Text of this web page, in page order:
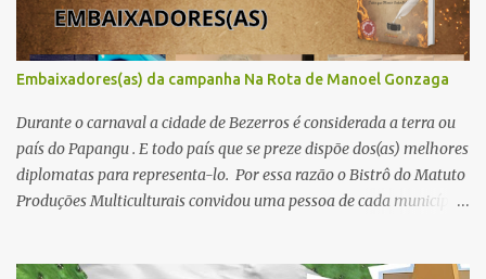
Cristina Silva e Diogo Pessôa - Acesse aqui para se inscrever 3º
painel- 02/05/25 - 14h30: Tema: A poesia que Encanta e Conta
Histórias - Mediador: Janilson Sales Convidados: Ediana Torres e
Biu Lourenço - Acesse aqui para se increver 4º painel- 02/05/25 -
16h: Tema: Dizeres Poéticos - Mediador: Pedro...
Embaixadores(as) da campanha Na Rota de Manoel Gonzaga
Durante o carnaval a cidade de Bezerros é considerada a terra ou
país do Papangu . E todo país que se preze dispõe dos(as) melhores
diplomatas para representa-lo. Por essa razão o Bistrô do Matuto
Produções Multiculturais convidou uma pessoa de cada município